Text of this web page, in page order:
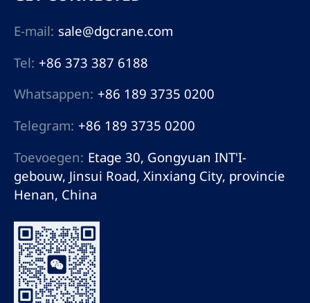
E-mail: sale@dgcrane.com
Tel: +86 373 387 6188
Whatsappen: +86 189 3735 0200
Telegram: +86 189 3735 0200
Toevoegen: Etage 30, Gongyuan INT'I-
gebouw, Jinsui Road, Xinxiang City, provincie
Henan, China